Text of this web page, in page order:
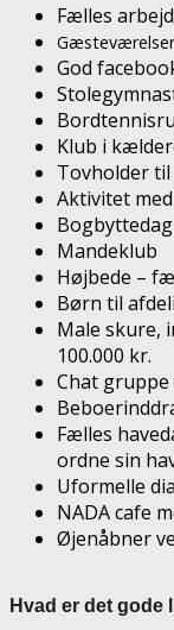
Fælles
God
Klub i
Tovholder
Aktivitet
Mandeklub
Højbede –
Børn til
Male skure,
100.000 kr.
Chat
Fælles
ordne sin
Uformelle
NADA cafe
Øjenåbner
Hvad er det